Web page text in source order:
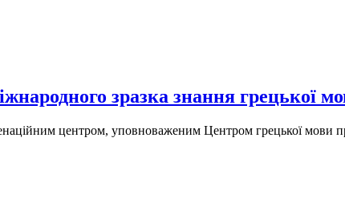
зразка знання грецької
центром, уповноваженим Центром грецької мови